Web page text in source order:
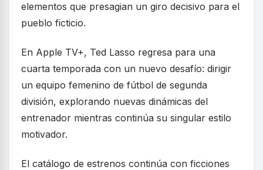
elementos que presagian un giro decisivo para el
pueblo ficticio.
En Apple TV+, Ted Lasso regresa para una
cuarta temporada con un nuevo desafío: dirigir
un equipo femenino de fútbol de segunda
división, explorando nuevas dinámicas del
entrenador mientras continúa su singular estilo
motivador.
El catálogo de estrenos continúa con ficciones